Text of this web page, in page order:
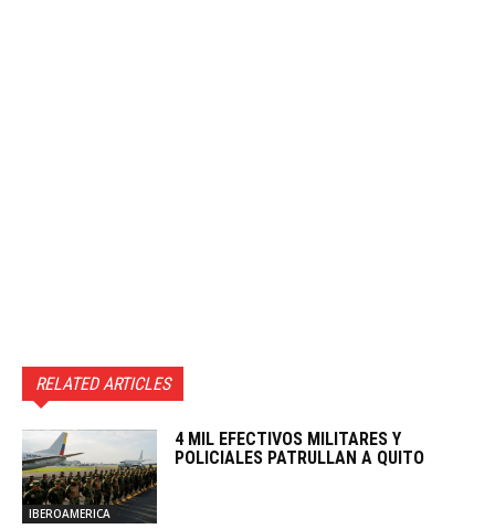
RELATED ARTICLES
IBEROAMERICA
4 MIL EFECTIVOS MILITARES Y
POLICIALES PATRULLAN A QUITO